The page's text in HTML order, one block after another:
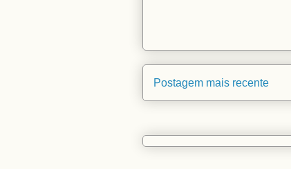
Postagem mais recente